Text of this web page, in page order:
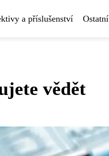
a příslušenství Ostatní
vědět